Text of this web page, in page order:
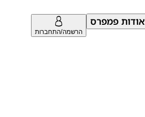
אודות פמפרס
הרשמה/התחברות